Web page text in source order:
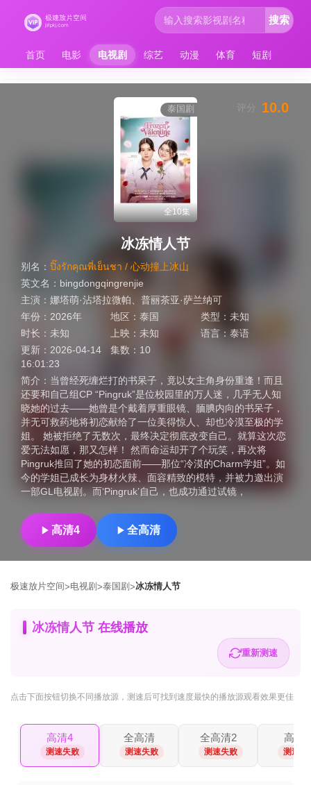
首页 电影 电视剧 综艺 动漫 体育 短剧
搜索
泰国剧
全10集
冰冻情人节
别名： ปิ๊งรักคุณพี่เย็นชา / 心动撞上冰山
英文名： bingdongqingrenjie
主演： 娜塔萌·沾塔拉微帕
普丽茶亚·萨兰纳可
年份： 2026年 地区：泰国 类型： 未知
时长： 未知 上映： 未知 语言： 泰语
更新： 2026-04-14
16:01:23
集数： 10
简介： 当曾经死缠烂打的书呆子，竟以女主角身份重逢！而且
还要和自己组CP “Pingruk”是位校园里的万人迷，几乎无人知
晓她的过去——她曾是个戴着厚重眼镜、腼腆内向的书呆子，
并无可救药地将初恋献给了一位美得惊人、却也冷漠至极的学
姐。 她被拒绝了无数次，最终决定彻底改变自己。就算这次恋
爱无法如愿，那又怎样！ 然而命运却开了个玩笑，再次将
Pingruk推回了她的初恋面前——那位“冷漠的Charm学姐”。如
今的学姐已成长为身材火辣、面容精致的模特，并被力邀出演
一部GL电视剧。而‘Pingruk’自己，也成功通过试镜，
评分 10.0
高清4 全高清
极速放片空间>电视剧 >泰国剧 >冰冻情人节
冰冻情人节 在线播放
重新测速
点击下面按钮切换不同播放源 ，测速后可找到速度最快的播放源观看效果更佳
高清4
测速失败
全高清
测速失败
全高清2
测速失败
高清2
测速失